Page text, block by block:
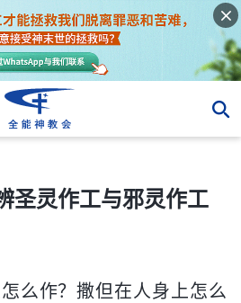
灵作工
圣灵作工与邪灵作工
么作？撒但在人身上怎么